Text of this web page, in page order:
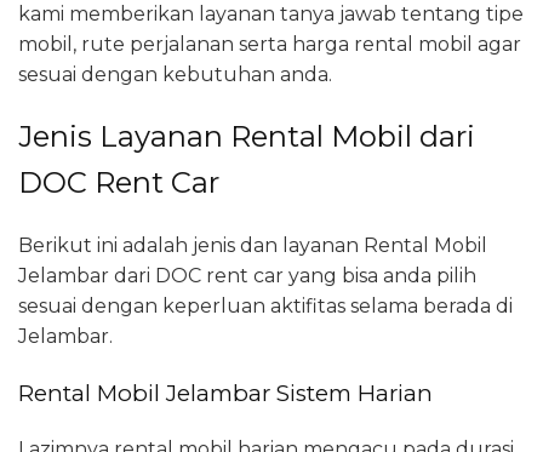
kami memberikan layanan tanya jawab tentang tipe
mobil, rute perjalanan serta harga rental mobil agar
sesuai dengan kebutuhan anda.
Jenis Layanan Rental Mobil dari
DOC Rent Car
Berikut ini adalah jenis dan layanan Rental Mobil
Jelambar dari DOC rent car yang bisa anda pilih
sesuai dengan keperluan aktifitas selama berada di
Jelambar.
Rental Mobil Jelambar Sistem Harian